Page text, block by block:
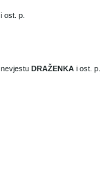
i ost. p.
, nevjestu DRAŽENKA i ost. p.